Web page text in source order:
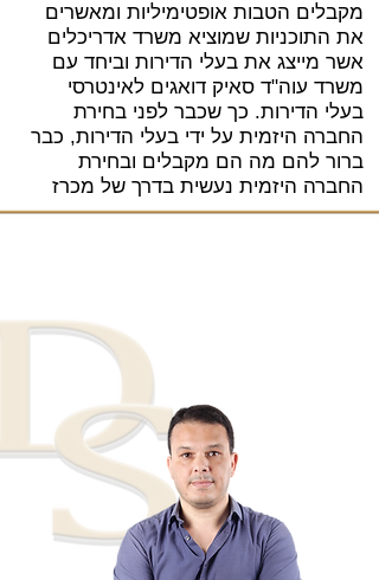
מקבלים הטבות אופטימיליות ומאשרים
את התוכניות שמוציא משרד אדריכלים
אשר מייצג את בעלי הדירות וביחד עם
משרד עוה"ד סאיק דואגים לאינטרסי
בעלי הדירות. כך שכבר לפני בחירת
החברה היזמית על ידי בעלי הדירות, כבר
ברור להם מה הם מקבלים ובחירת
החברה היזמית נעשית בדרך של מכרז